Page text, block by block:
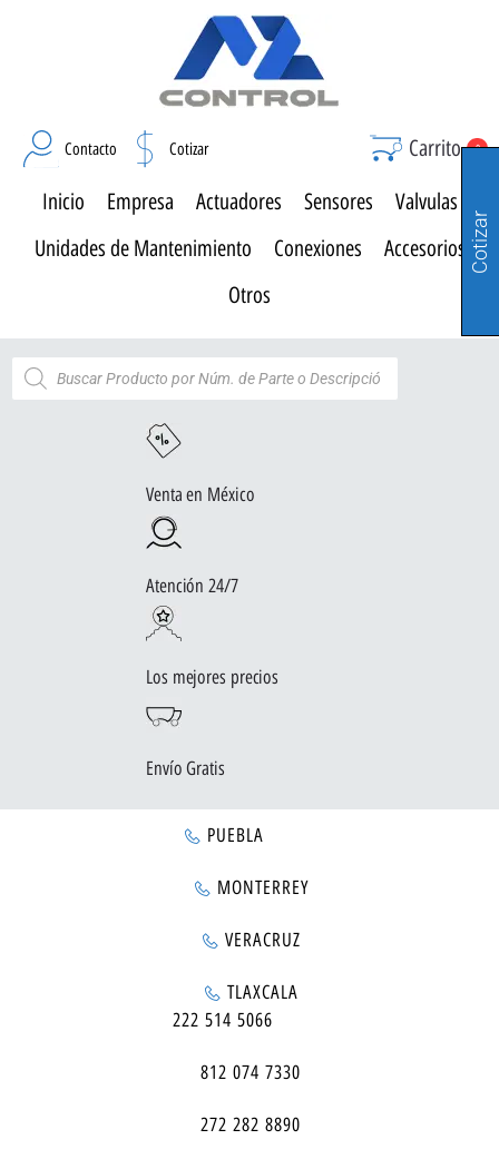
Contacto Cotizar Carrito 0
Inicio Empresa Actuadores Sensores
Valvulas
Unidades de Mantenimiento
Conexiones
Accesorios
Otros
Venta en México
Atención 24/7
Los mejores precios
Envío Gratis
PUEBLA
MONTERREY
VERACRUZ
TLAXCALA
222 514 5066
812 074 7330
272 282 8890
Cotizar